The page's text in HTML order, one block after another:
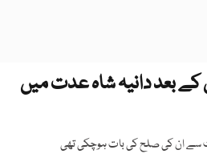
کے بعد دانیہ شاہ عدت میں
سے ان کی صلح کی بات ہوچکی تھی